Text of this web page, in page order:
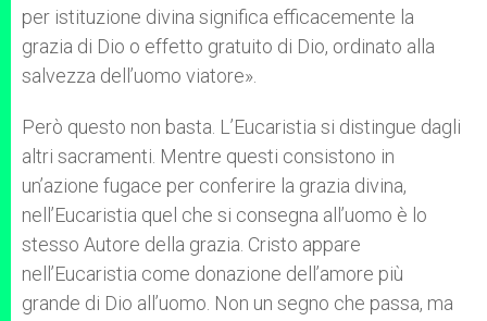
per istituzione divina significa efficacemente la
grazia di Dio o effetto gratuito di Dio, ordinato alla
salvezza dell’uomo viatore».
Però questo non basta. L’Eucaristia si distingue dagli
altri sacramenti. Mentre questi consistono in
un’azione fugace per conferire la grazia divina,
nell’Eucaristia quel che si consegna all’uomo è lo
stesso Autore della grazia. Cristo appare
nell’Eucaristia come donazione dell’amore più
grande di Dio all’uomo. Non un segno che passa, ma